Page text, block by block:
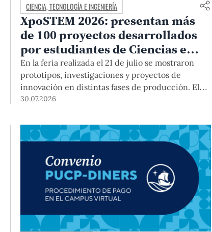
CIENCIA, TECNOLOGÍA E INGENIERÍA
XpoSTEM 2026: presentan más
de 100 proyectos desarrollados
por estudiantes de Ciencias e
Ingeniería PUCP orientados a
atender necesidades del país
En la feria realizada el 21 de julio se mostraron
prototipos, investigaciones y proyectos de
innovación en distintas fases de producción. El
encuentro mostró cómo el conocimiento
concretos del Perú en salud, robótica,
inteligencia artificial, sostenibilidad y sectores
30.07.2026